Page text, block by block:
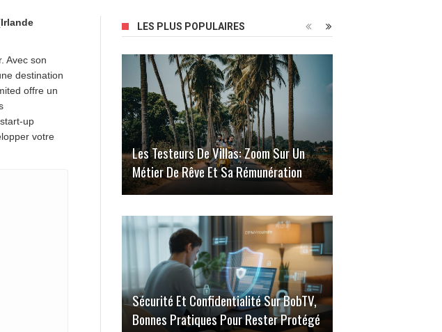
Avec son
destination
offre un
up
votre
LES PLUS POPULAIRES
Les Testeurs De Villas: Zoom Sur Un
Métier De Rêve Et Sa Rémunération
Sécurité Et Confidentialité Sur BobTV,
Bonnes Pratiques Pour Rester Protégé